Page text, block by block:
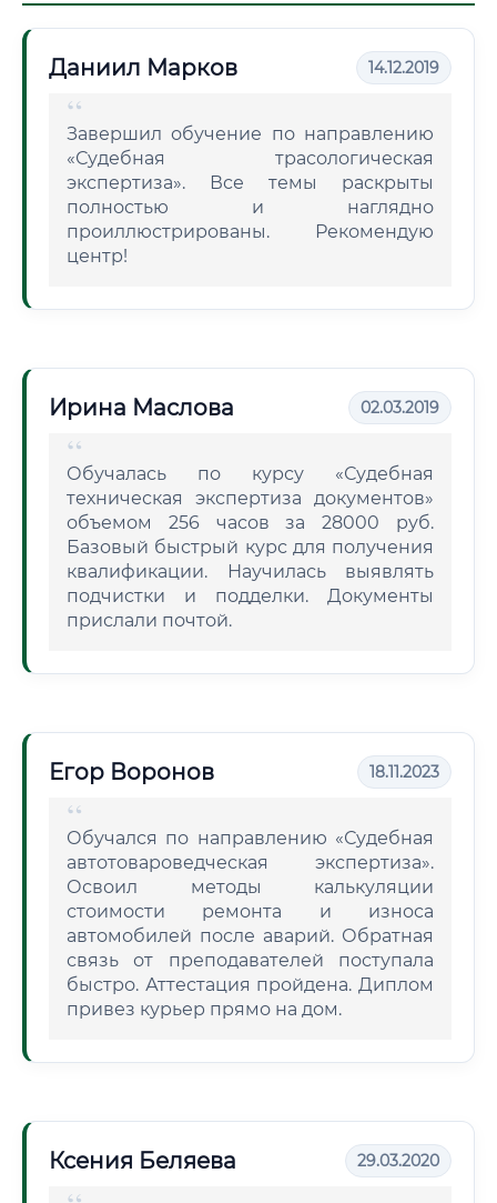
Даниил Марков 14.12.2019
Завершил обучение по направлению
«Судебная трасологическая
экспертиза». Все темы раскрыты
полностью и наглядно
проиллюстрированы. Рекомендую
центр!
Ирина Маслова 02.03.2019
Обучалась по курсу «Судебная
техническая экспертиза документов»
объемом 256 часов за 28000 руб.
Базовый быстрый курс для получения
квалификации. Научилась выявлять
подчистки и подделки. Документы
прислали почтой.
Егор Воронов 18.11.2023
Обучался по направлению «Судебная
автотовароведческая экспертиза».
Освоил методы калькуляции
стоимости ремонта и износа
автомобилей после аварий. Обратная
связь от преподавателей поступала
быстро. Аттестация пройдена. Диплом
привез курьер прямо на дом.
Ксения Беляева 29.03.2020